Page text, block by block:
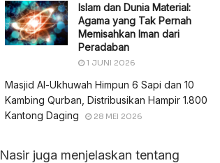
Islam dan Dunia Material:
Agama yang Tak Pernah
Memisahkan Iman dari
Peradaban
1 JUNI 2026
Masjid Al-Ukhuwah Himpun 6 Sapi dan 10
Kambing Qurban, Distribusikan Hampir 1.800
Kantong Daging
28 MEI 2026
juga menjelaskan tentang